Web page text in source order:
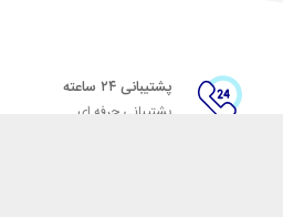
پشتیبانی ۲۴ ساعته
پشتیبانی حرفه ای